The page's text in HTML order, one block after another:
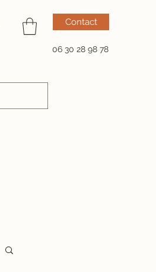
Contact
06 30 28 98 78